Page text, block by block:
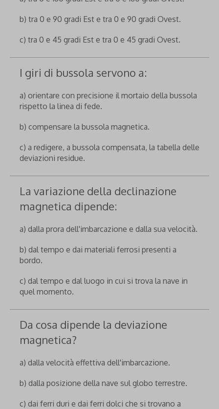
b) tra 0 e 90 gradi Est e tra 0 e 90 gradi Ovest.
c) tra 0 e 45 gradi Est e tra 0 e 45 gradi Ovest.
I giri di bussola servono a:
a) orientare con precisione il mortaio della bussola
rispetto la linea di fede.
b) compensare la bussola magnetica.
c) a redigere, a bussola compensata, la tabella delle
deviazioni residue.
La variazione della declinazione
magnetica dipende:
a) dalla prora dell'imbarcazione e dalla sua velocità.
b) dal tempo e dai materiali ferrosi presenti a
bordo.
c) dal tempo e dal luogo in cui si trova la nave in
quel momento.
Da cosa dipende la deviazione
magnetica?
a) dalla velocità effettiva dell'imbarcazione.
b) dalla posizione della nave sul globo terrestre.
c) dai ferri duri e dai ferri dolci che si trovano a